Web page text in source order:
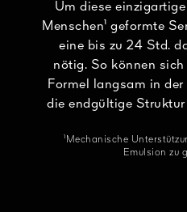
Um diese
Menschen¹ geformte
eine bis zu 24 Std.
nötig. So können
Formel langsam in
die endgültige
¹Mechanische
Emulsion zu